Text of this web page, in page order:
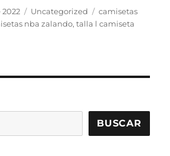
Categorías
Uncategorized Etiquetas
camisetas
nba zalando,talla l camiseta
BUSCAR